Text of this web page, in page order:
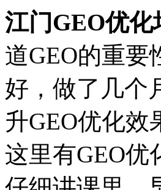
江门GEO优化
道GEO的重要
好，做了几个
升GEO优化
这里有GEO